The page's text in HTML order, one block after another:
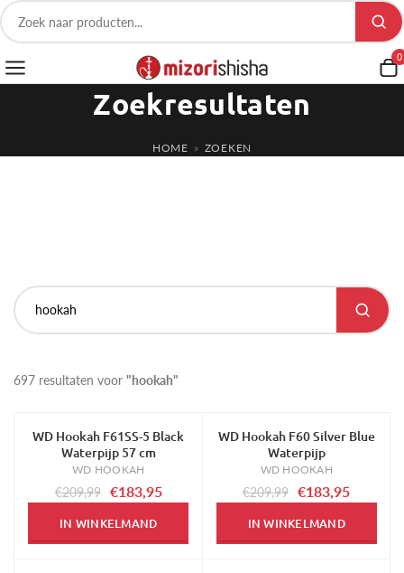
0
Zoekresultaten
HOME » ZOEKEN
697 resultaten voor "hookah"
-12%
WD Hookah F61SS-5 Black
Waterpijp 57 cm
WD HOOKAH
€209,99 €183,95
IN WINKELMAND
-12%
WD Hookah F60 Silver Blue
Waterpijp
WD HOOKAH
€209,99 €183,95
IN WINKELMAND